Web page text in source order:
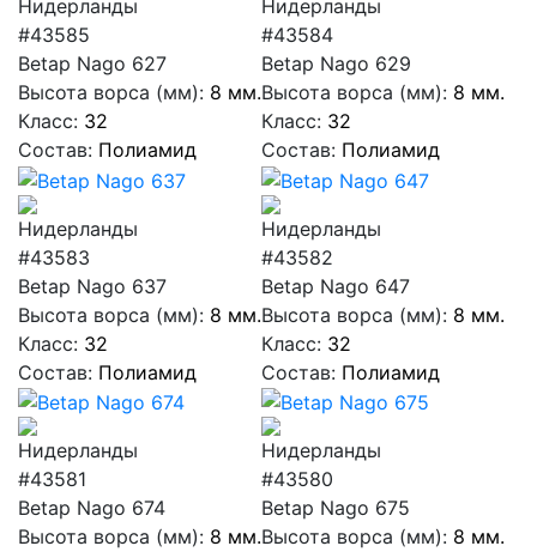
#43585
Betap Nago 627
Высота ворса (мм): 8 мм.
Класс: 32
Состав: Полиамид
#43584
Betap Nago 629
Высота ворса (мм): 8 мм.
Класс: 32
Состав: Полиамид
#43583
Betap Nago 637
Высота ворса (мм): 8 мм.
Класс: 32
Состав: Полиамид
#43582
Betap Nago 647
Высота ворса (мм): 8 мм.
Класс: 32
Состав: Полиамид
#43581
Betap Nago 674
Высота ворса (мм): 8 мм.
#43580
Betap Nago 675
Высота ворса (мм): 8 мм.